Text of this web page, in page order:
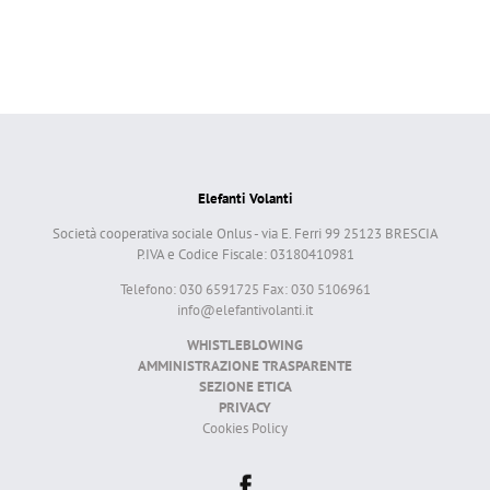
Elefanti Volanti
Società cooperativa sociale Onlus - via E. Ferri 99 25123 BRESCIA
P.IVA e Codice Fiscale: 03180410981
Telefono: 030 6591725 Fax: 030 5106961
info@elefantivolanti.it
WHISTLEBLOWING
AMMINISTRAZIONE TRASPARENTE
SEZIONE ETICA
PRIVACY
Cookies Policy